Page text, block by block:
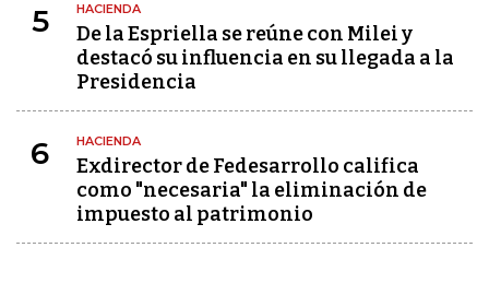
5 HACIENDA
De la Espriella se reúne con Milei y
destacó su influencia en su llegada a la
Presidencia
6 HACIENDA
Exdirector de Fedesarrollo califica
como "necesaria" la eliminación de
impuesto al patrimonio